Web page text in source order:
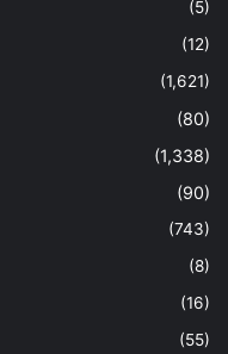
(5)
(12)
(1,621)
(80)
(1,338)
(90)
(743)
(8)
(16)
(55)